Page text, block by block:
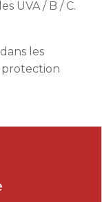
UVA / B / C.
les
protection